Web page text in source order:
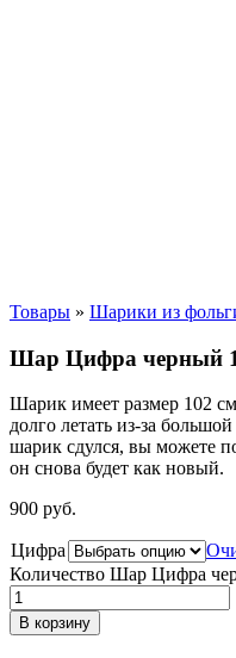
Товары » Шарики из
Шар Цифра черный
Шарик имеет размер 102
долго летать из-за
шарик сдулся, вы можете
он снова будет как новый.
900 руб.
Цифра
Количество Шар Цифра
В корзину